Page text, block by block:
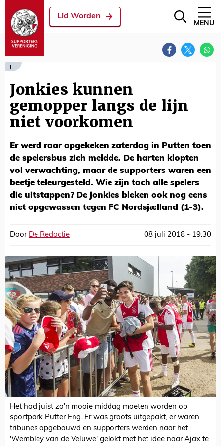
Lid Worden
MENU
[
Jonkies kunnen
gemopper langs de lijn
niet voorkomen
Er werd raar opgekeken zaterdag in Putten toen
de spelersbus zich meldde. De harten klopten
vol verwachting, maar de supporters waren een
beetje teleurgesteld. Wie zijn toch alle spelers
die uitstappen? De jonkies bleken ook nog eens
niet opgewassen tegen FC Nordsjælland (1-3).
Door De Redactie 08 juli 2018 - 19:30
Het had juist zo'n mooie middag moeten worden op
sportpark Putter Eng. Er was groots uitgepakt, er waren
tribunes opgebouwd en supporters werden naar het
'Wembley van de Veluwe' gelokt met het idee naar Ajax te